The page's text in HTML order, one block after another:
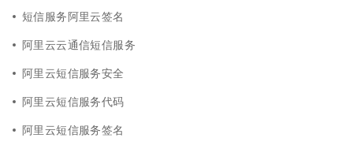
短信服务阿里云签名
阿里云云通信短信服务
阿里云短信服务安全
阿里云短信服务代码
阿里云短信服务签名